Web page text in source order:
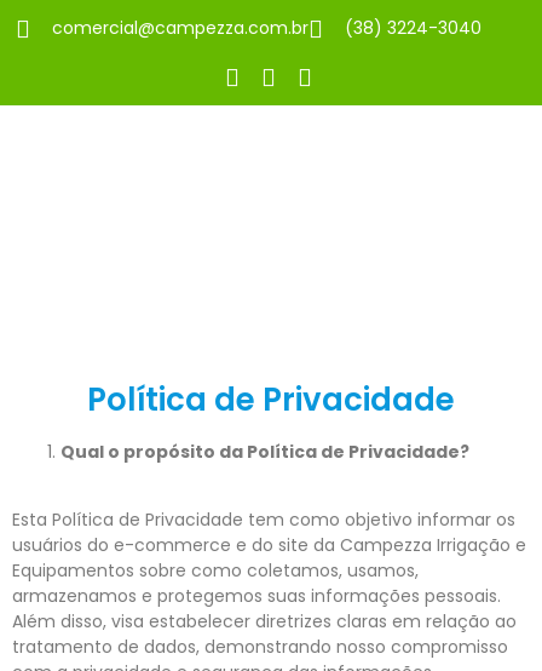
comercial@campezza.com.br (38) 3224-3040
Política de Privacidade
Qual o propósito da Política de Privacidade?
Esta Política de Privacidade tem como objetivo informar os
usuários do e-commerce e do site da Campezza Irrigação e
Equipamentos sobre como coletamos, usamos,
armazenamos e protegemos suas informações pessoais.
Além disso, visa estabelecer diretrizes claras em relação ao
tratamento de dados, demonstrando nosso compromisso